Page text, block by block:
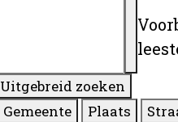
Uitgebreid zoeken
Gemeente Plaats